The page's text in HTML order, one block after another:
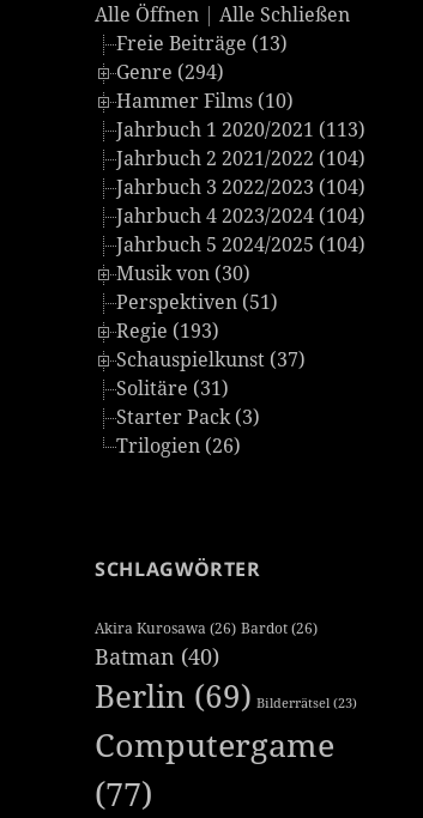
Alle Öffnen |Alle Schließen
Freie Beiträge (13)
Genre (294)
Hammer Films (10)
Jahrbuch 1 2020/2021 (113)
Jahrbuch 2 2021/2022 (104)
Jahrbuch 3 2022/2023 (104)
Jahrbuch 4 2023/2024 (104)
Jahrbuch 5 2024/2025 (104)
Musik von (30)
Perspektiven (51)
Regie (193)
Schauspielkunst (37)
Solitäre (31)
Starter Pack (3)
Trilogien (26)
SCHLAGWÖRTER
Akira Kurosawa (26) Bardot(26)
Batman (40)
Berlin (69) Bilderrätsel (23)
Computergame
(77)